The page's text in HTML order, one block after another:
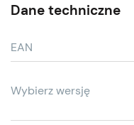
Dane techniczne
EAN
Wybierz wersję